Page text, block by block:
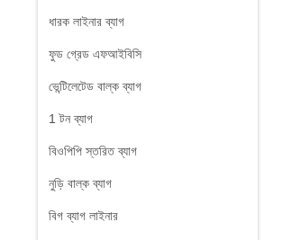
ধারক লাইনার ব্যাগ
ফুড গ্রেড এফআইবিসি
ভেন্টিলেটেড বাল্ক ব্যাগ
1 টন ব্যাগ
বিওপিপি স্তরিত ব্যাগ
নুড়ি বাল্ক ব্যাগ
বিগ ব্যাগ লাইনার